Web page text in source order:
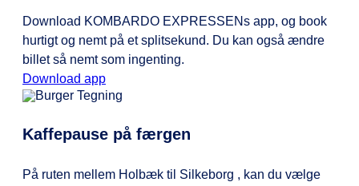
Download KOMBARDO EXPRESSENs app, og book
hurtigt og nemt på et splitsekund. Du kan også ændre
billet så nemt som ingenting.
Download app
Kaffepause på færgen
På ruten mellem Holbæk til Silkeborg , kan du vælge